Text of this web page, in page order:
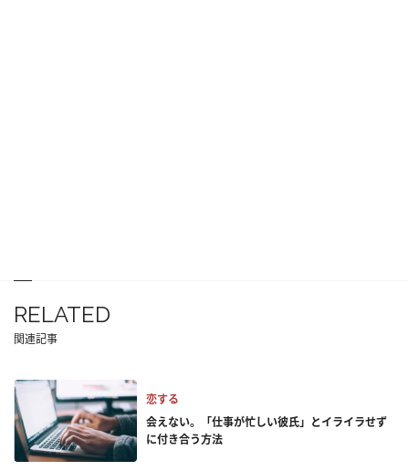
RELATED
関連記事
恋する
会えない。「仕事が忙しい彼氏」とイライラせず
に付き合う方法